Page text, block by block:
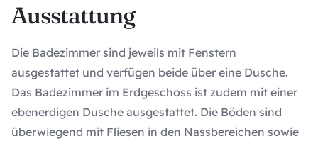
Ausstattung
Die Badezimmer sind jeweils mit Fenstern
ausgestattet und verfügen beide über eine Dusche.
Das Badezimmer im Erdgeschoss ist zudem mit einer
ebenerdigen Dusche ausgestattet. Die Böden sind
überwiegend mit Fliesen in den Nassbereichen sowie